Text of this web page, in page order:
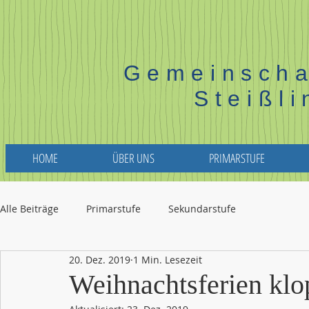
HOME ÜBER UNS PRIMARSTUFE
Alle Beiträge Primarstufe Sekundarstufe
Weihnachtsferien
20. Dez. 2019 1 Min. Lesezeit